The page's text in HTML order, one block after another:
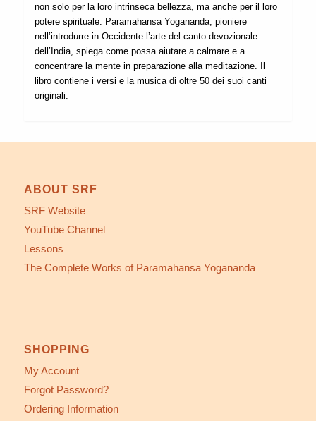
non solo per la loro intrinseca bellezza, ma anche per il loro
potere spirituale. Paramahansa Yogananda, pioniere
nell’introdurre in Occidente l’arte del canto devozionale
dell’India, spiega come possa aiutare a calmare e a
concentrare la mente in preparazione alla meditazione. Il
libro contiene i versi e la musica di oltre 50 dei suoi canti
originali.
ABOUT SRF
SRF Website
YouTube Channel
Lessons
The Complete Works of Paramahansa Yogananda
SHOPPING
My Account
Forgot Password?
Ordering Information